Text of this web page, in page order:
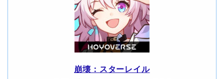
崩壊：スターレイル